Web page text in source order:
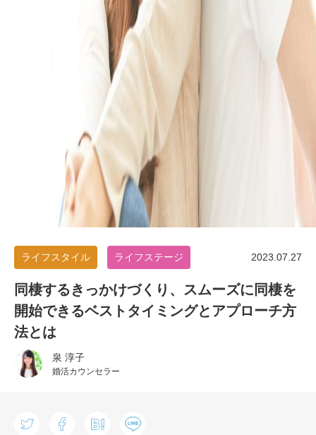
2023.07.27
ライフスタイル ライフステージ
同棲するきっかけづくり、スムーズに同棲を
開始できるベストタイミングとアプローチ方
法とは
泉 淳子
婚活カウンセラー